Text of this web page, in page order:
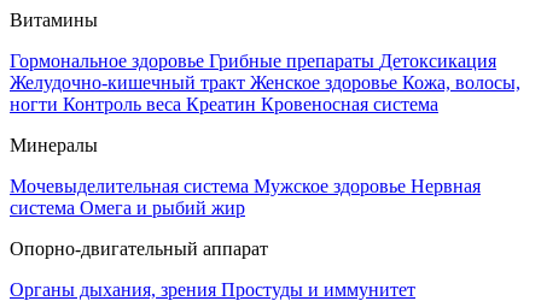
Витамины
Гормональное здоровье Грибные препараты Детоксикация
Желудочно-кишечный тракт Женское здоровье Кожа, волосы,
ногти Контроль веса Креатин Кровеносная система
Минералы
Мочевыделительная система Мужское здоровье Нервная
система Омега и рыбий жир
Опорно-двигательный аппарат
Органы дыхания, зрения Простуды и иммунитет